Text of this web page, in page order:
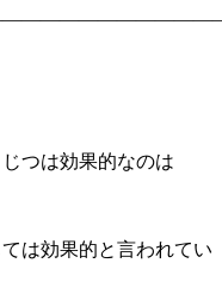
つは効果的なのは
は効果的と言われてい